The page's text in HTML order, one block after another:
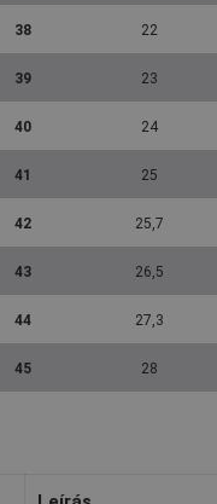
38 22
39 23
40 24
41 25
42 25,7
43 26,5
44 27,3
45 28